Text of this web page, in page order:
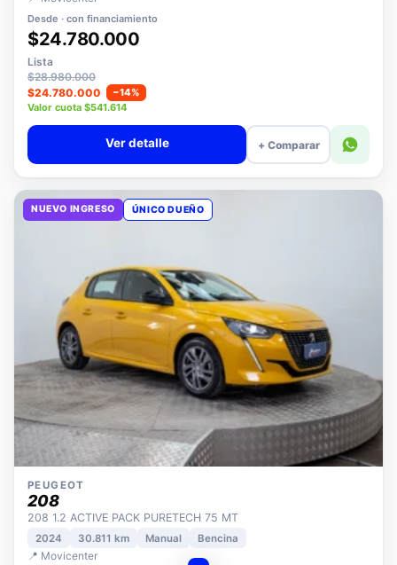
📍 Movicenter
Desde · con financiamiento
$24.780.000
Lista
$28.980.000
$24.780.000
−14%
Valor cuota $541.614
+ Comparar
NUEVO INGRESO
PEUGEOT
208
208 1.2 ACTIVE PACK PURETECH 75 MT
2024 30.811 km